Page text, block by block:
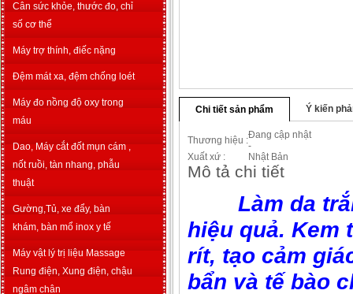
Cân sức khỏe, thước đo, chỉ
số cơ thể
Máy trợ thính, điếc nặng
Đệm mát xa, đệm chống loét
Máy đo nồng độ oxy trong
máu
Dao, Máy cắt đốt mụn cám ,
nốt ruồi, tàn nhang, phẫu
thuật
Gường,Tủ, xe đẩy, bàn
khám, bàn mổ inox y tế
Máy vật lý trị liệu Massage
Rung điện, Xung điện, chậu
ngâm chân
Chi tiết sản phẩm Ý kiến
Thương hiệu :Đang cập nhật
-
Xuất xứ : Nhật Bản
Mô tả chi tiết
Làm da
hiệu quả. Kem
rít, tạo cảm
bẩn và tế bào